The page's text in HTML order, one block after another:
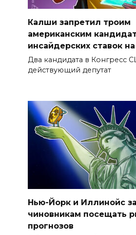
Калши запретил троим
американским
инсайдерских ставок
Два кандидата в Конгресс
действующий депутат
Нью-Йорк и Иллинойс
чиновникам посещать
прогнозов